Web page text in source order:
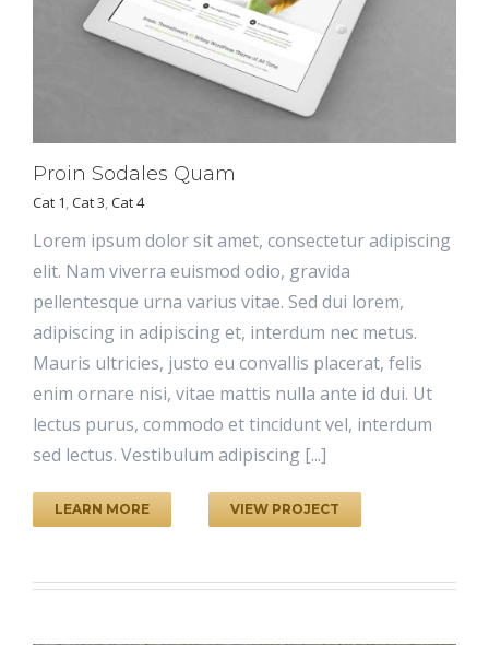
Proin Sodales Quam
Cat 1,Cat 3,Cat 4
Lorem ipsum dolor sit amet, consectetur adipiscing
elit. Nam viverra euismod odio, gravida
pellentesque urna varius vitae. Sed dui lorem,
adipiscing in adipiscing et, interdum nec metus.
Mauris ultricies, justo eu convallis placerat, felis
enim ornare nisi, vitae mattis nulla ante id dui. Ut
lectus purus, commodo et tincidunt vel, interdum
sed lectus. Vestibulum adipiscing [...]
LEARN MORE VIEW PROJECT